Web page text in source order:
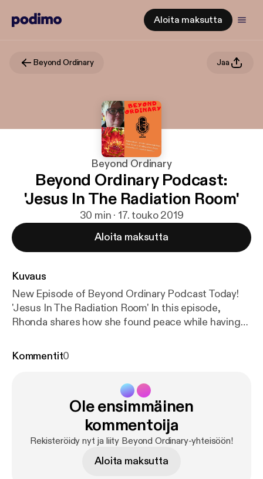
Aloita maksutta
Beyond Ordinary Jaa
Beyond Ordinary
Beyond Ordinary Podcast:
'Jesus In The Radiation Room'
30 min · 17. touko 2019
Aloita maksutta
Kuvaus
New Episode of Beyond Ordinary Podcast Today!
'Jesus In The Radiation Room' In this episode,
Rhonda shares how she found peace while having
Don't miss it! Share with friends! Click on the
Kommentit0
Ole ensimmäinen
kommentoija
Rekisteröidy nyt ja liity Beyond Ordinary-yhteisöön!
Aloita maksutta